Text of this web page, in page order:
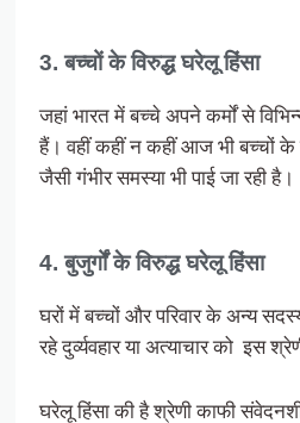
3. बच्चों के विरुद्ध घरेलू हिंसा
जहां भारत में बच्चे अपने कर्मों से
हैं। वहीं कहीं न कहीं आज भी बच्चों के
जैसी गंभीर समस्या भी पाई जा रही है।
4. बुजुर्गों के विरुद्ध घरेलू हिंसा
घरों में बच्चों और परिवार के अन्य
रहे दुर्व्यवहार या अत्याचार को इस
घरेलू हिंसा की है श्रेणी काफी